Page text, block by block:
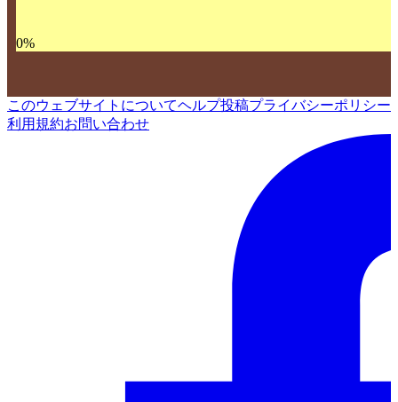
0%
このウェブサイトについてヘルプ投稿プライバシーポリシー
利用規約お問い合わせ